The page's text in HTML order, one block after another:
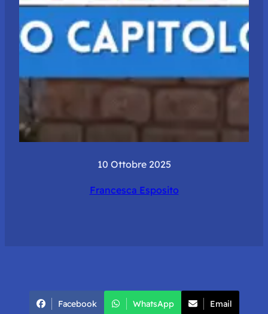
10 Ottobre 2025
Francesca Esposito
Facebook WhatsApp Email